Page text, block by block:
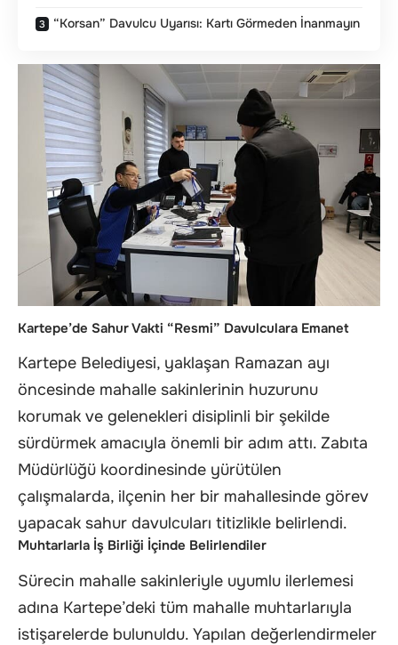
“Korsan” Davulcu Uyarısı: Kartı Görmeden İnanmayın
Kartepe’de Sahur Vakti “Resmi” Davulculara Emanet
Kartepe Belediyesi, yaklaşan Ramazan ayı
öncesinde mahalle sakinlerinin huzurunu
korumak ve gelenekleri disiplinli bir şekilde
sürdürmek amacıyla önemli bir adım attı. Zabıta
Müdürlüğü koordinesinde yürütülen
çalışmalarda, ilçenin her bir mahallesinde görev
yapacak sahur davulcuları titizlikle belirlendi.
Muhtarlarla İş Birliği İçinde Belirlendiler
Sürecin mahalle sakinleriyle uyumlu ilerlemesi
adına Kartepe’deki tüm mahalle muhtarlarıyla
istişarelerde bulunuldu. Yapılan değerlendirmeler